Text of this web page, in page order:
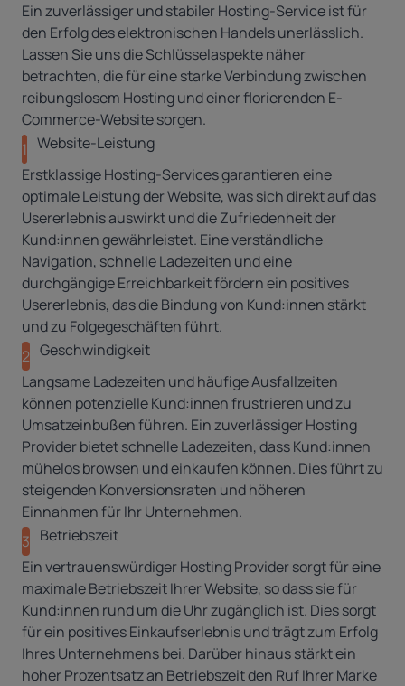
Ein zuverlässiger und stabiler Hosting-Service ist für
den Erfolg des elektronischen Handels unerlässlich.
Lassen Sie uns die Schlüsselaspekte näher
betrachten, die für eine starke Verbindung zwischen
reibungslosem Hosting und einer florierenden E-
Commerce-Website sorgen.
1 Website-Leistung
Erstklassige Hosting-Services garantieren eine
optimale Leistung der Website, was sich direkt auf das
Usererlebnis auswirkt und die Zufriedenheit der
Kund:innen gewährleistet. Eine verständliche
Navigation, schnelle Ladezeiten und eine
durchgängige Erreichbarkeit fördern ein positives
Usererlebnis, das die Bindung von Kund:innen stärkt
und zu Folgegeschäften führt.
2 Geschwindigkeit
Langsame Ladezeiten und häufige Ausfallzeiten
können potenzielle Kund:innen frustrieren und zu
Umsatzeinbußen führen. Ein zuverlässiger Hosting
Provider bietet schnelle Ladezeiten, dass Kund:innen
mühelos browsen und einkaufen können. Dies führt zu
steigenden Konversionsraten und höheren
Einnahmen für Ihr Unternehmen.
3 Betriebszeit
Ein vertrauenswürdiger Hosting Provider sorgt für eine
maximale Betriebszeit Ihrer Website, so dass sie für
Kund:innen rund um die Uhr zugänglich ist. Dies sorgt
für ein positives Einkaufserlebnis und trägt zum Erfolg
Ihres Unternehmens bei. Darüber hinaus stärkt ein
hoher Prozentsatz an Betriebszeit den Ruf Ihrer Marke